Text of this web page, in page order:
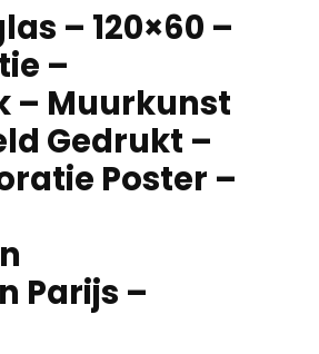
– 120×60 –
–
– Muurkunst
Gedrukt –
Poster –
Parijs –